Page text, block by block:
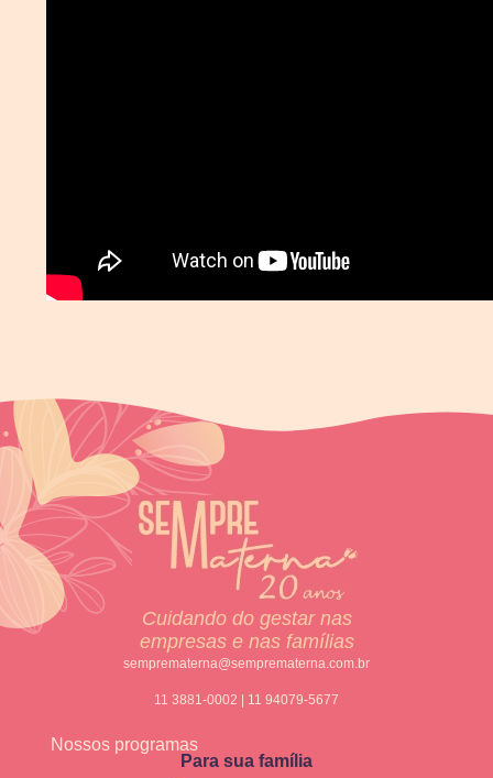
Cuidando do gestar nas
empresas e nas famílias
semprematerna@semprematerna.com.br
11 3881-0002 | 11 94079-5677
Nossos programas
Para sua família